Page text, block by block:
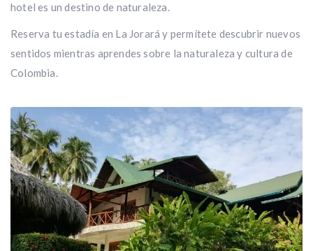
hotel es un destino de naturaleza.
Reserva tu estadía en La Jorará y permítete descubrir nuevos
sentidos mientras aprendes sobre la naturaleza y cultura de
Colombia.